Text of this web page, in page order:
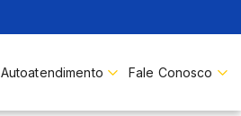
Autoatendimento Fale Conosco